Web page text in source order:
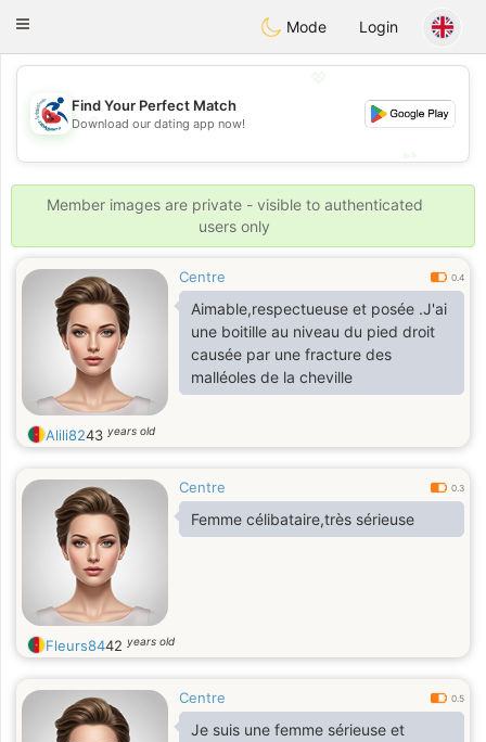
Handi Space
Toggle
Mode Login
💖
💕
Find Your Perfect Match
Download our dating app now!
Member images are private - visible to authenticated
users only
Centre 0.4
Aimable,respectueuse et posée .J'ai
une boitille au niveau du pied droit
causée par une fracture des
malléoles de la cheville
Alili8243 years old
Centre 0.3
Femme célibataire,très sérieuse
Fleurs8442 years old
Centre 0.5
Je suis une femme sérieuse et